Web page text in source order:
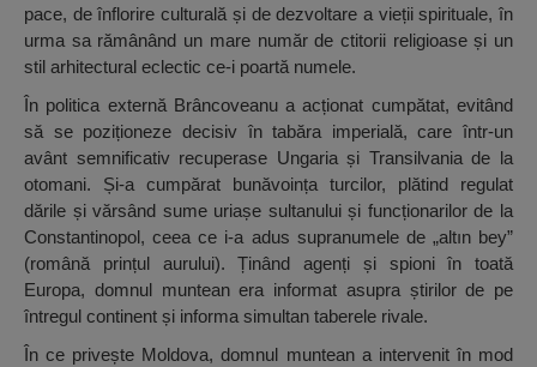
pace, de înflorire culturală și de dezvoltare a vieții spirituale, în
urma sa rămânând un mare număr de ctitorii religioase și un
stil arhitectural eclectic ce-i poartă numele.
În politica externă Brâncoveanu a acționat cumpătat, evitând
să se poziționeze decisiv în tabăra imperială, care într-un
avânt semnificativ recuperase Ungaria și Transilvania de la
otomani. Și-a cumpărat bunăvoința turcilor, plătind regulat
dările și vărsând sume uriașe sultanului și funcționarilor de la
Constantinopol, ceea ce i-a adus supranumele de „altın bey”
(română prințul aurului). Ținând agenți și spioni în toată
Europa, domnul muntean era informat asupra știrilor de pe
întregul continent și informa simultan taberele rivale.
În ce privește Moldova, domnul muntean a intervenit în mod